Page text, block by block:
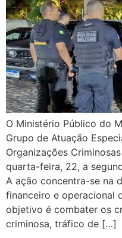
O Ministério Público do
Grupo de Atuação
Organizações
quarta-feira, 22, a
A ação concentra-se na
financeiro e operacional
objetivo é combater os
criminosa, tráfico de […]